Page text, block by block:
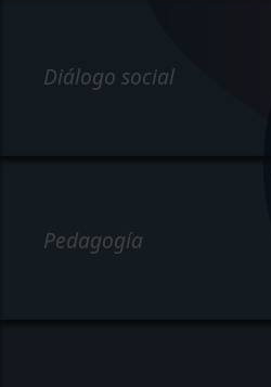
Diálogo social
Pedagogía